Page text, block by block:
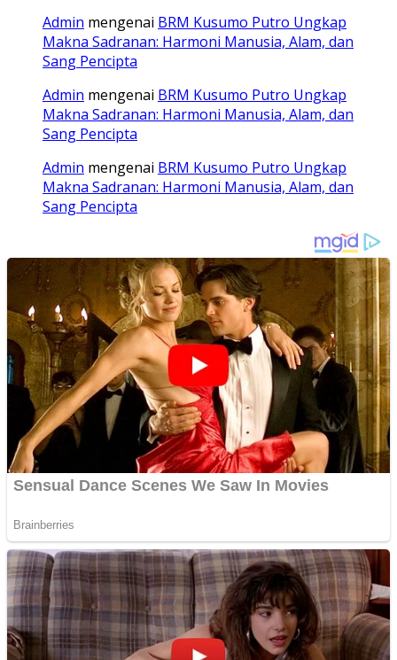
Admin mengenai BRM Kusumo Putro Ungkap
Makna Sadranan: Harmoni Manusia, Alam, dan
Sang Pencipta
Admin mengenai BRM Kusumo Putro Ungkap
Makna Sadranan: Harmoni Manusia, Alam, dan
Sang Pencipta
Admin mengenai BRM Kusumo Putro Ungkap
Makna Sadranan: Harmoni Manusia, Alam, dan
Sang Pencipta